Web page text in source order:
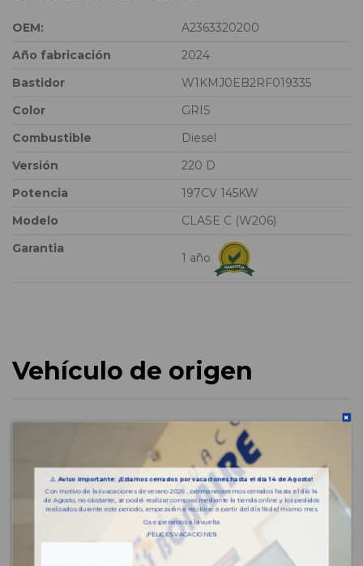
OEM:
A2363320200
Año fabricación
2024
Bastidor
W1KMJ0EB2RF019335
Color
GRIS
Combustible
Diesel
Versión
220 D
Potencia
197CV 145KW
Modelo
CLASE C (W206)
Garantia
1 año
Vehículo de origen
⚠️Aviso importante: ¡Estamos cerrados por vacaciones hasta el día 14 de Agosto!
Con motivo de las vacaciones de verano 2026 , permaneceremos cerrados hasta el día 14
de Agosto, no obstante, se podrá realizar compras mediante la tienda online y los pedidos
realizados durante este periodo, empezarán a recibirse a partir del día 18 del mismo mes.
Os esperamos a la vuelta
¡FELICES VACACIONES!